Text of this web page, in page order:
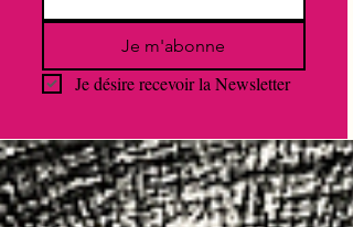
Je m'abonne
Je désire recevoir la Newsletter